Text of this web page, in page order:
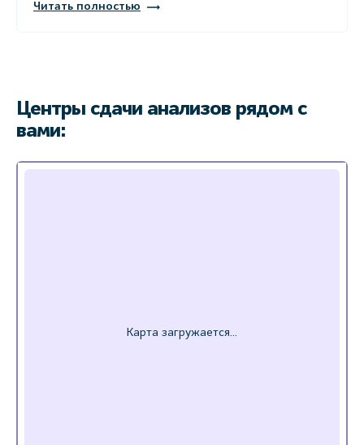
Читать полностью
Центры сдачи анализов рядом с
вами: